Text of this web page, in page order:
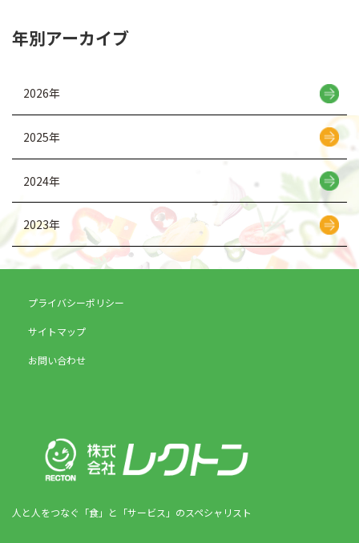
年別アーカイブ
2026年
2025年
2024年
2023年
プライバシーポリシー
サイトマップ
お問い合わせ
人と人をつなぐ「食」と「サービス」のスペシャリスト